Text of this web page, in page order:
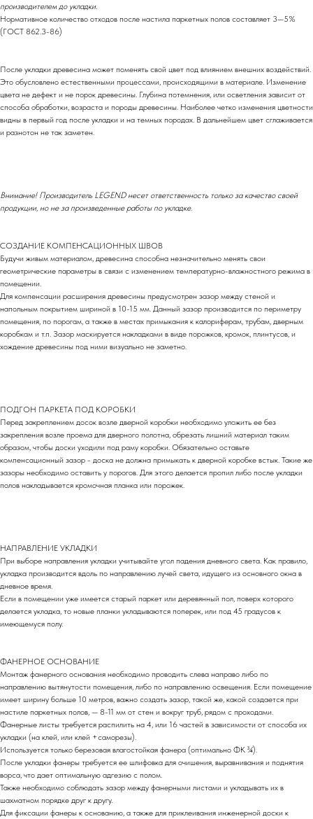
производителем до укладки.
Нормативное количество отходов после настила паркетных полов составляет 3—5%
(ГОСТ 862.3-86)
После укладки древесина может поменять свой цвет под влиянием внешних воздействий.
Это обусловлено естественными процессами, происходящими в материале. Изменение
цвета не дефект и не порок древесины. Глубина потемнения, или осветления зависит от
способа обработки, возраста и породы древесины. Наиболее четко изменения цветности
видны в первый год после укладки и на темных породах. В дальнейшем цвет сглаживается
и разнотон не так заметен.
Внимание! Производитель LEGEND несет ответственность только за качество своей
продукции, но не за произведенные работы по укладке.
СОЗДАНИЕ КОМПЕНСАЦИОННЫХ ШВОВ
Будучи живым материалом, древесина способна незначительно менять свои
геометрические параметры в связи с изменением температурно-влажностного режима в
помещении.
Для компенсации расширения древесины предусмотрен зазор между стеной и
напольным покрытием шириной в 10-15 мм. Данный зазор производится по периметру
помещения, по порогам, а также в местах примыкания к калориферам, трубам, дверным
коробкам и т.п. Зазор маскируется накладками в виде порожков, кромок, плинтусов, и
хождение древесины под ними визуально не заметно.
ПОДГОН ПАРКЕТА ПОД КОРОБКИ
Перед закреплением досок возле дверной коробки необходимо уложить ее без
закрепления возле проема для дверного полотна, обрезать лишний материал таким
образом, чтобы доски уходили под раму коробки. Обязательно оставьте
компенсационный зазор - доска не должна примыкать к дверной коробке встык. Такие же
зазоры необходимо оставить у порогов. Для этого делается пропил либо после укладки
полов накладывается кромочная планка или порожек.
НАПРАВЛЕНИЕ УКЛАДКИ
При выборе направления укладки учитывайте угол падения дневного света. Как правило,
укладка производится вдоль по направлению лучей света, идущего из основного окна в
дневное время.
Если в помещении уже имеется старый паркет или деревянный пол, поверх которого
делается укладка, то новые планки укладываются поперек, или под 45 градусов к
имеющемуся полу.
ФАНЕРНОЕ ОСНОВАНИЕ
Монтаж фанерного основания необходимо проводить слева направо либо по
направлению вытянутости помещения, либо по направлению освещения. Если помещение
имеет ширину больше 10 метров, важно создать зазор, такой же, какой создается при
настиле паркетных полов, — 8-11 мм от стен и вокруг труб, рядом с проходами.
Фанерные листы требуется распилить на 4, или 16 частей в зависимости от способа их
укладки (на клей, или клей +саморезы).
Используется только березовая влагостойкая фанера (оптимально ФК ¾).
После укладки фанеры требуется ее шлифовка для очишения, выравнивания и поднятия
ворса, что дает оптимальную адгезию с полом.
Также необходимо соблюдать зазор между фанерными листами и укладывать их в
шахматном порядке друг к другу.
Для фиксации фанеры к основанию, а также для приклеивания инженерной доски к